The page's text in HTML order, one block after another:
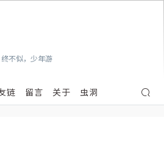
不似，少年游
链 留言 关于 虫洞